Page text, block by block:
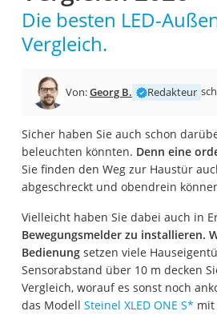
Die besten LED-
Vergleich.
Von:Georg B. Redakteur
Sicher haben Sie auch schon
beleuchten könnten. Denn eine
Sie finden den Weg zur Haustür
abgeschreckt und obendrein
Vielleicht haben Sie dabei auch in
Bewegungsmelder zu installieren.
Bedienungsetzen viele
Sensorabstand über 10 m decken
Vergleich, worauf es sonst noch
das Modell Steinel XLED ONE S* mit